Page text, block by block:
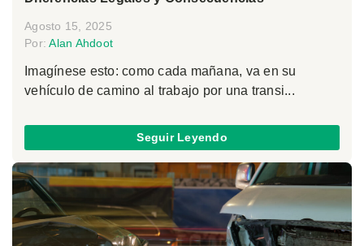
Agosto 15, 2025
Por:Alan Ahdoot
Imagínese esto: como cada mañana, va en su
vehículo de camino al trabajo por una transi...
Seguir Leyendo